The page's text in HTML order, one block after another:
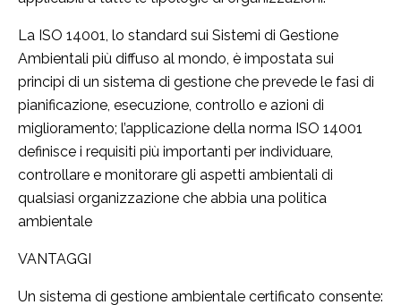
La ISO 14001, lo standard sui Sistemi di Gestione
Ambientali più diffuso al mondo, è impostata sui
principi di un sistema di gestione che prevede le fasi di
pianificazione, esecuzione, controllo e azioni di
miglioramento; l’applicazione della norma ISO 14001
definisce i requisiti più importanti per individuare,
controllare e monitorare gli aspetti ambientali di
qualsiasi organizzazione che abbia una politica
ambientale
VANTAGGI
Un sistema di gestione ambientale certificato consente: